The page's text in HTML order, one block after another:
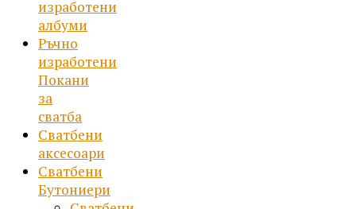
изработени
албуми
Ръчно
изработени
Покани
за
сватба
Сватбени
аксесоари
Сватбени
Бутониери